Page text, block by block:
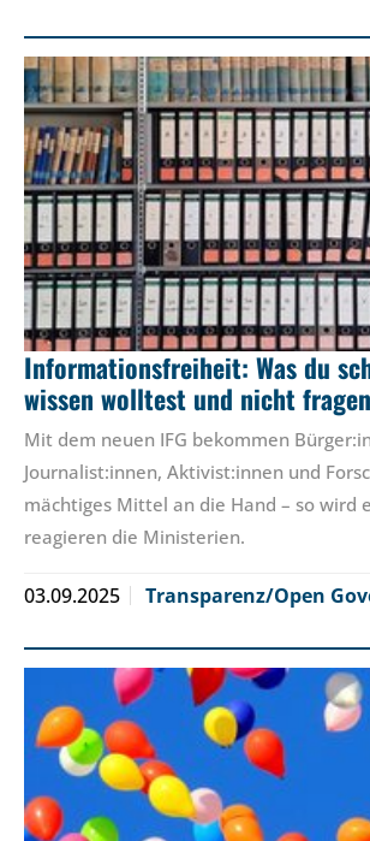
Informationsfreiheit: Was du
wissen wolltest und nicht
Mit dem neuen IFG bekommen
Journalist:innen, Aktivist:innen und
mächtiges Mittel an die Hand – so wird
reagieren die Ministerien.
03.09.2025 Transparenz/Open